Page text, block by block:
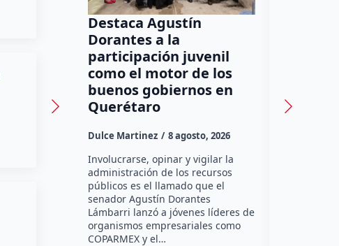
Destaca Agustín
Dorantes a la
participación juvenil
como el motor de los
buenos gobiernos en
Querétaro
Dulce Martinez 8 agosto, 2026
Involucrarse, opinar y vigilar la
administración de los recursos
públicos es el llamado que el
senador Agustín Dorantes
Lámbarri lanzó a jóvenes líderes de
organismos empresariales como
COPARMEX y el…